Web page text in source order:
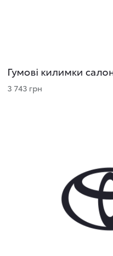
Гумові килимки
3 743 грн